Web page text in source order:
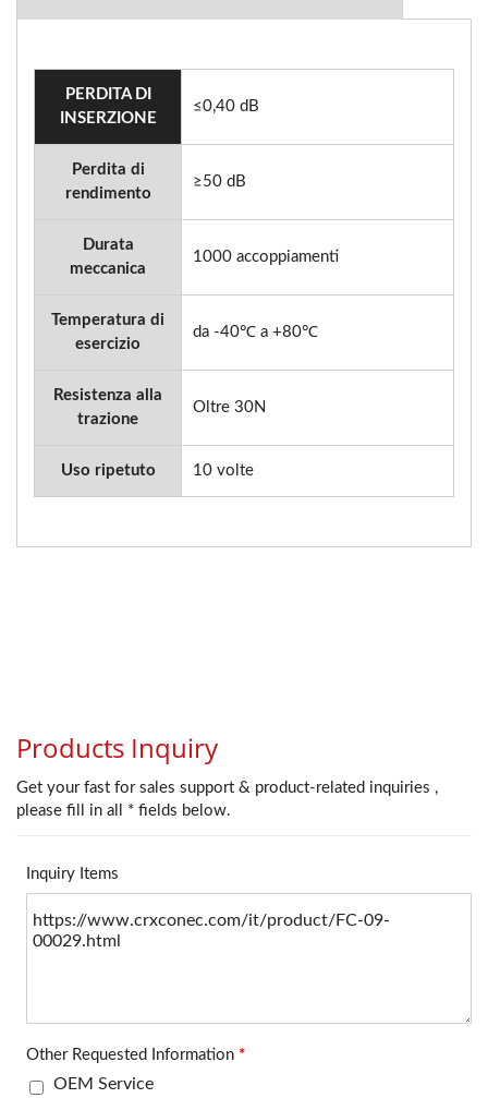
PERDITA DI
INSERZIONE
≤0,40 dB
Perdita di
rendimento
≥50 dB
Durata
meccanica
1000 accoppiamenti
Temperatura di
esercizio
da -40℃ a +80℃
Resistenza alla
trazione
Oltre 30N
Uso ripetuto 10 volte